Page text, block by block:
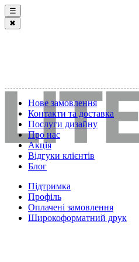
☰
✖
Нове замовлення
Контакти та доставка
Послуги дизайну
Про нас
Акція
Відгуки клієнтів
Блог
Підтримка
Профіль
Оплачені замовлення
Широкоформатний друк